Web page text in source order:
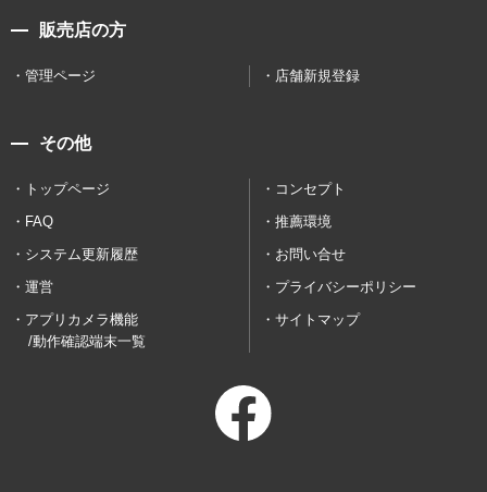
販売店の方
管理ページ 店舗新規登録
その他
トップページ
コンセプト
FAQ
推薦環境
システム更新履歴
お問い合せ
運営
プライバシーポリシー
アプリカメラ機能
/動作確認端末一覧
サイトマップ